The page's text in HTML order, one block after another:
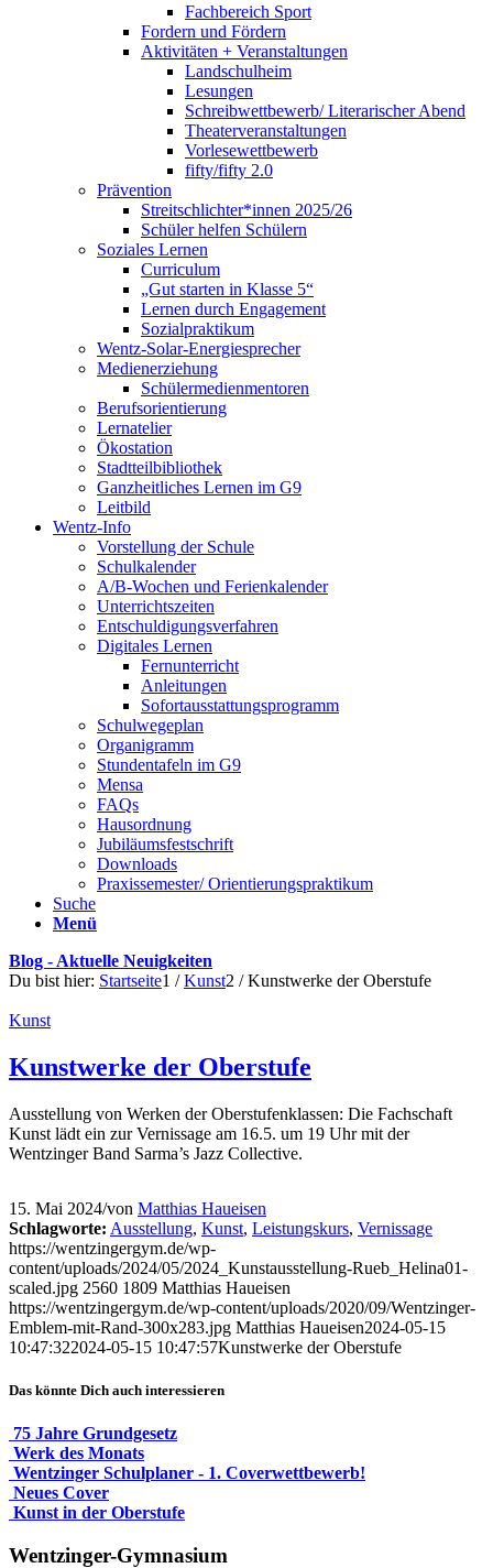
Fachbereich Sport
Fordern und Fördern
Aktivitäten + Veranstaltungen
Landschulheim
Lesungen
Schreibwettbewerb/ Literarischer Abend
Theaterveranstaltungen
Vorlesewettbewerb
fifty/fifty 2.0
Prävention
Streitschlichter*innen 2025/26
Schüler helfen Schülern
Soziales Lernen
Curriculum
„Gut starten in Klasse 5“
Lernen durch Engagement
Sozialpraktikum
Wentz-Solar-Energiesprecher
Medienerziehung
Schülermedienmentoren
Berufsorientierung
Lernatelier
Ökostation
Stadtteilbibliothek
Ganzheitliches Lernen im G9
Leitbild
Wentz-Info
Vorstellung der Schule
Schulkalender
A/B-Wochen und Ferienkalender
Unterrichtszeiten
Entschuldigungsverfahren
Digitales Lernen
Fernunterricht
Anleitungen
Sofortausstattungsprogramm
Schulwegeplan
Organigramm
Stundentafeln im G9
Mensa
FAQs
Hausordnung
Jubiläumsfestschrift
Downloads
Praxissemester/ Orientierungspraktikum
Suche
Menü
Blog - Aktuelle Neuigkeiten
Du bist hier: Startseite1 / Kunst2 / Kunstwerke der Oberstufe
Kunst
Kunstwerke der Oberstufe
Ausstellung von Werken der Oberstufenklassen: Die Fachschaft
Kunst lädt ein zur Vernissage am 16.5. um 19 Uhr mit der
Wentzinger Band Sarma’s Jazz Collective.
15. Mai 2024/von Matthias Haueisen
Schlagworte: Ausstellung, Kunst, Leistungskurs, Vernissage
https://wentzingergym.de/wp-
content/uploads/2024/05/2024_Kunstausstellung-Rueb_Helina01-
scaled.jpg 2560 1809 Matthias Haueisen
https://wentzingergym.de/wp-content/uploads/2020/09/Wentzinger-
Emblem-mit-Rand-300x283.jpg Matthias Haueisen2024-05-15
10:47:322024-05-15 10:47:57Kunstwerke der Oberstufe
Das könnte Dich auch interessieren
75 Jahre Grundgesetz
Werk des Monats
Wentzinger Schulplaner - 1. Coverwettbewerb!
Neues Cover
Kunst in der Oberstufe
Wentzinger-Gymnasium